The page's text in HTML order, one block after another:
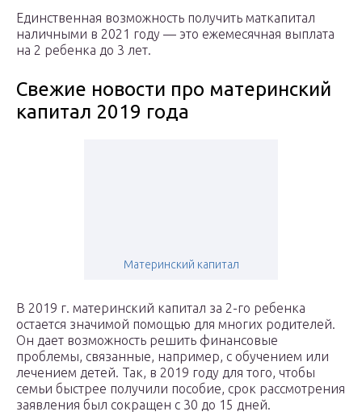
Единственная возможность получить маткапитал
наличными в 2021 году — это ежемесячная выплата
на 2 ребенка до 3 лет.
Свежие новости про материнский
капитал 2019 года
Материнский капитал
В 2019 г. материнский капитал за 2-го ребенка
остается значимой помощью для многих родителей.
Он дает возможность решить финансовые
проблемы, связанные, например, с обучением или
лечением детей. Так, в 2019 году для того, чтобы
семьи быстрее получили пособие, срок рассмотрения
заявления был сокращен с 30 до 15 дней.